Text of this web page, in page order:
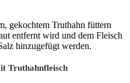
gekochtem Truthahn füttern
entfernt wird und dem Fleisch
hinzugefügt werden.
Truthahnfleisch